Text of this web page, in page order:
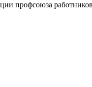
профсоюза